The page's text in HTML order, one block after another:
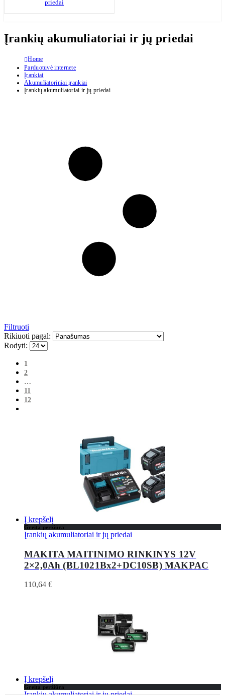
priedai
Įrankių akumuliatoriai ir jų priedai
Home
Parduotuvė internete
Įrankiai
Akumuliatoriniai įrankiai
Įrankių akumuliatoriai ir jų priedai
Filtruoti
Rikiuoti pagal:
Rodyti:
1
2
…
11
12
Į krepšelį
Greita peržiūra
Įrankių akumuliatoriai ir jų priedai
MAKITA MAITINIMO RINKINYS 12V
2×2,0Ah (BL1021Bx2+DC10SB) MAKPAC
110,64 €
Į krepšelį
Greita peržiūra